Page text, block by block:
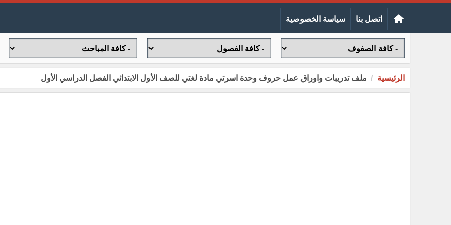
اتصل بنا سياسة الخصوصية
الرئيسية ملف تدريبات واوراق عمل حروف وحدة اسرتي مادة لغتي للصف الأول الابتدائي الفصل الدراسي الأول